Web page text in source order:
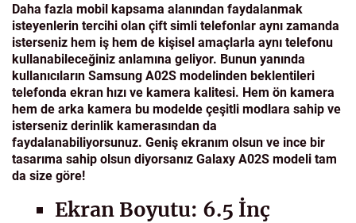
Daha fazla mobil kapsama alanından faydalanmak
isteyenlerin tercihi olan çift simli telefonlar aynı zamanda
isterseniz hem iş hem de kişisel amaçlarla aynı telefonu
kullanabileceğiniz anlamına geliyor. Bunun yanında
kullanıcıların Samsung A02S modelinden beklentileri
telefonda ekran hızı ve kamera kalitesi. Hem ön kamera
hem de arka kamera bu modelde çeşitli modlara sahip ve
isterseniz derinlik kamerasından da
faydalanabiliyorsunuz. Geniş ekranım olsun ve ince bir
tasarıma sahip olsun diyorsanız Galaxy A02S modeli tam
da size göre!
Ekran Boyutu: 6.5 İnç